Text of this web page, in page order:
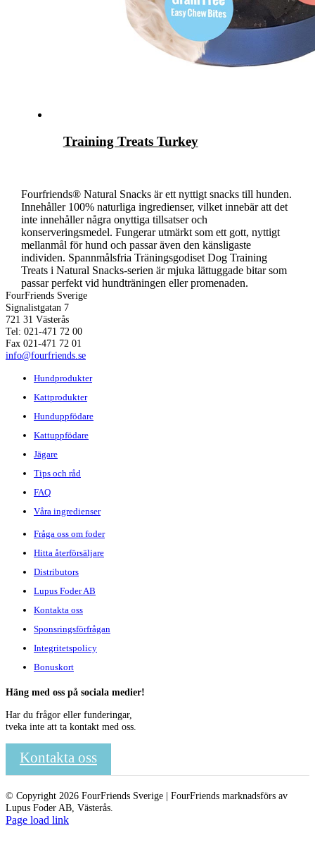
Training Treats Turkey
Fourfriends® Natural Snacks är ett nyttigt snacks till hunden.
Innehåller 100% naturliga ingredienser, vilket innebär att det
inte innehåller några onyttiga tillsatser och
konserveringsmedel. Fungerar utmärkt som ett gott, nyttigt
mellanmål för hund och passar även den känsligaste
individen. Spannmålsfria Träningsgodiset Dog Training
Treats i Natural Snacks-serien är mjuka lättuggade bitar som
passar perfekt vid hundträningen eller promenaden.
FourFriends Sverige
Signalistgatan 7
721 31 Västerås
Tel: 021-471 72 00
Fax 021-471 72 01
info@fourfriends.se
Hundprodukter
Kattprodukter
Hunduppfödare
Kattuppfödare
Jägare
Tips och råd
FAQ
Våra ingredienser
Fråga oss om foder
Hitta återförsäljare
Distributors
Lupus Foder AB
Kontakta oss
Sponsringsförfrågan
Integritetspolicy
Bonuskort
Häng med oss på sociala medier!
Har du frågor eller funderingar,
tveka inte att ta kontakt med oss.
Kontakta oss
© Copyright 2026 FourFriends Sverige | FourFriends marknadsförs av
Lupus Foder AB, Västerås.
Page load link